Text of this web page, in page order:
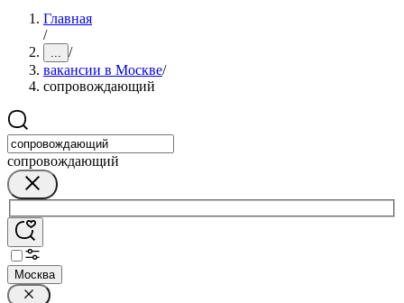
Главная
/
... /
вакансии в Москве/
сопровождающий
сопровождающий
Москва